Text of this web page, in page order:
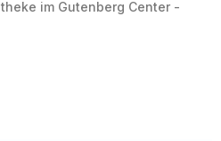
im Gutenberg Center -